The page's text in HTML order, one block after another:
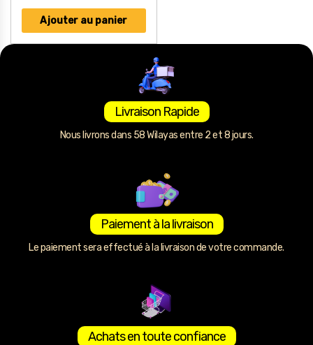
Ajouter au panier
Livraison Rapide
Nous livrons dans 58 Wilayas entre 2 et 8 jours.
Paiement à la livraison
Le paiement sera effectué à la livraison de votre commande.
Achats en toute confiance